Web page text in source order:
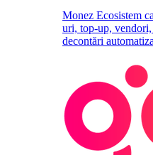
Monez Ecosistem
uri, top-up,
decontări